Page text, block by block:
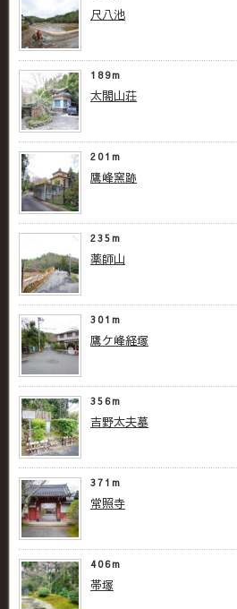
尺八池
189m
太閤山荘
201m
鷹峰窯跡
235m
薬師山
301m
鷹ケ峰経塚
356m
吉野太夫墓
371m
常照寺
406m
帯塚